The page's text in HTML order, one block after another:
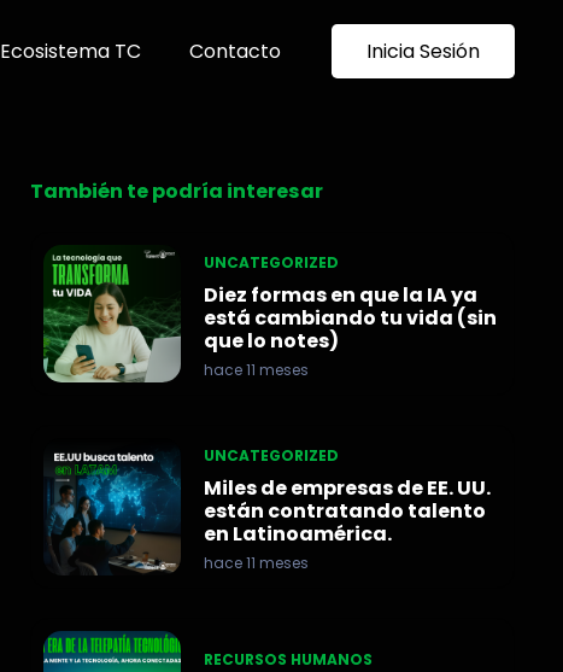
Ecosistema TC Contacto Inicia Sesión
También te podría interesar
UNCATEGORIZED
Diez formas en que la IA ya
está cambiando tu vida (sin
que lo notes)
hace 11 meses
UNCATEGORIZED
Miles de empresas de EE. UU.
están contratando talento
en Latinoamérica.
hace 11 meses
RECURSOS HUMANOS